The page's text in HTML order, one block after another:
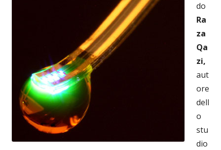
do
Ra
za
Qa
zi,
aut
ore
dell
o
stu
dio